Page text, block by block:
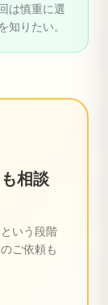
は慎重に選
りたい。
相談
いう段階
ご依頼も